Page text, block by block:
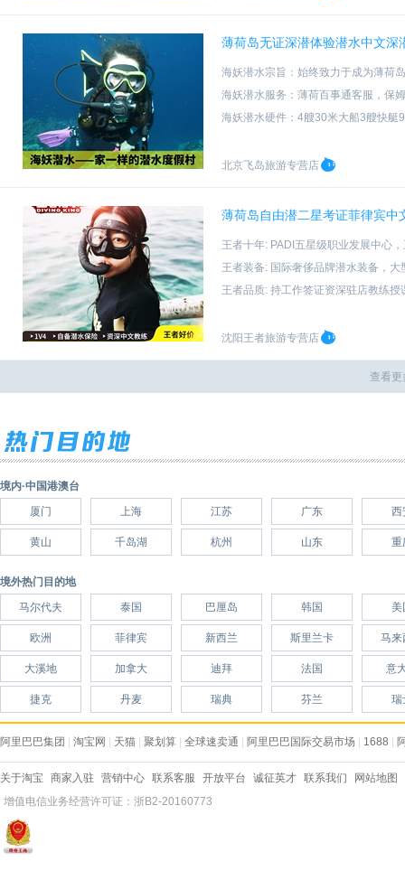
薄荷岛无证深潜体验潜水中文
海妖潜水宗旨：始终致力于成为薄荷
海妖潜水服务：薄荷百事通客服，保
海妖潜水硬件：4艘30米大船3艘快艇
北京飞岛旅游专营店
薄荷岛自由潜二星考证菲律宾
王者十年: PADI五星级职业发展中心
王者装备: 国际奢侈品牌潜水装备，
王者品质: 持工作签证资深驻店教练
沈阳王者旅游专营店
查看更
境内·中国港澳台
厦门
上海 江苏 广东 西
黄山 千岛湖 杭州 山东 重
境外热门目的地
马尔代夫
泰国 巴厘岛 韩国 美
欧洲 菲律宾 新西兰 斯里兰卡 马来
大溪地 加拿大 迪拜 法国 意
捷克 丹麦 瑞典 芬兰 瑞
阿里巴巴集团 淘宝网 天猫 聚划算 全球速卖通 阿里巴巴国际交易市场 1688
关于淘宝 商家入驻 营销中心 联系客服 开放平台 诚征英才 联系我们
网站地图
增值电信业务经营许可证：浙B2-20160773